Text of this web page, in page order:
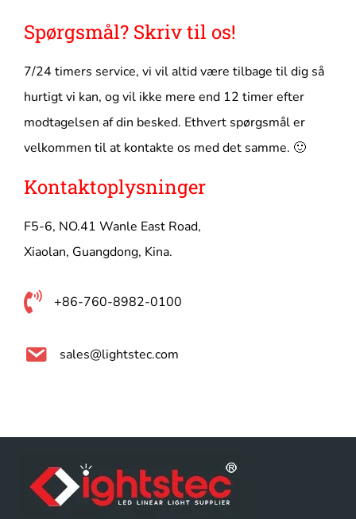
Spørgsmål? Skriv til os!
7/24 timers service, vi vil altid være tilbage til dig så
hurtigt vi kan, og vil ikke mere end 12 timer efter
modtagelsen af ​​din besked. Ethvert spørgsmål er
velkommen til at kontakte os med det samme. 🙂
Kontaktoplysninger
F5-6, NO.41 Wanle East Road,
Xiaolan, Guangdong, Kina.
+86-760-8982-0100
sales@lightstec.com